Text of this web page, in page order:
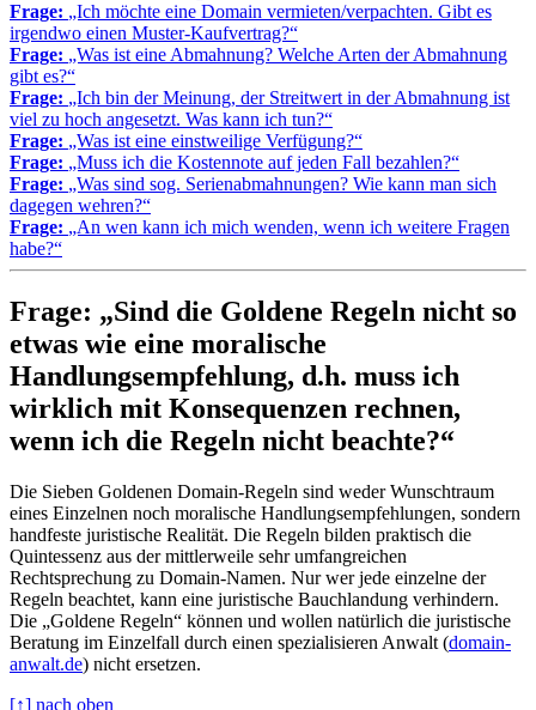
Frage: „Ich möchte eine Domain vermieten/verpachten. Gibt es
irgendwo einen Muster-Kaufvertrag?“
Frage: „Was ist eine Abmahnung? Welche Arten der Abmahnung
gibt es?“
Frage: „Ich bin der Meinung, der Streitwert in der Abmahnung ist
viel zu hoch angesetzt. Was kann ich tun?“
Frage: „Was ist eine einstweilige Verfügung?“
Frage: „Muss ich die Kostennote auf jeden Fall bezahlen?“
Frage: „Was sind sog. Serienabmahnungen? Wie kann man sich
dagegen wehren?“
Frage: „An wen kann ich mich wenden, wenn ich weitere Fragen
habe?“
Frage: „Sind die Goldene Regeln nicht so
etwas wie eine moralische
Handlungsempfehlung, d.h. muss ich
wirklich mit Konsequenzen rechnen,
wenn ich die Regeln nicht beachte?“
Die Sieben Goldenen Domain-Regeln sind weder Wunschtraum
eines Einzelnen noch moralische Handlungsempfehlungen, sondern
handfeste juristische Realität. Die Regeln bilden praktisch die
Quintessenz aus der mittlerweile sehr umfangreichen
Rechtsprechung zu Domain-Namen. Nur wer jede einzelne der
Regeln beachtet, kann eine juristische Bauchlandung verhindern.
Die „Goldene Regeln“ können und wollen natürlich die juristische
Beratung im Einzelfall durch einen spezialisieren Anwalt (domain-
anwalt.de) nicht ersetzen.
[↑] nach oben